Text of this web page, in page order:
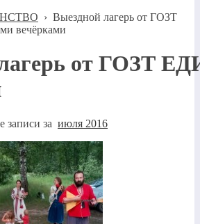
› Выездной лагерь от ГОЗТ
вечёрками
от ГОЗТ
записи за июля 2016